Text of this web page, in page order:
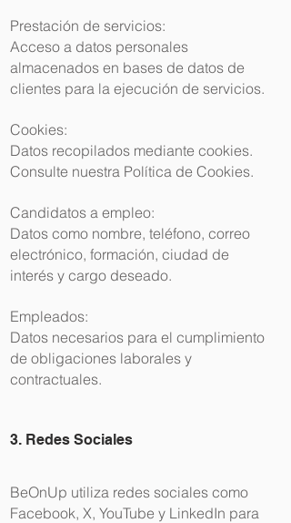
Prestación de servicios:
Acceso a datos personales
almacenados en bases de datos de
clientes para la ejecución de servicios.
Cookies:
Datos recopilados mediante cookies.
Consulte nuestra Política de Cookies.
Candidatos a empleo:
Datos como nombre, teléfono, correo
electrónico, formación, ciudad de
interés y cargo deseado.
Empleados:
Datos necesarios para el cumplimiento
de obligaciones laborales y
contractuales.
3. Redes Sociales
BeOnUp utiliza redes sociales como
Facebook, X, YouTube y LinkedIn para